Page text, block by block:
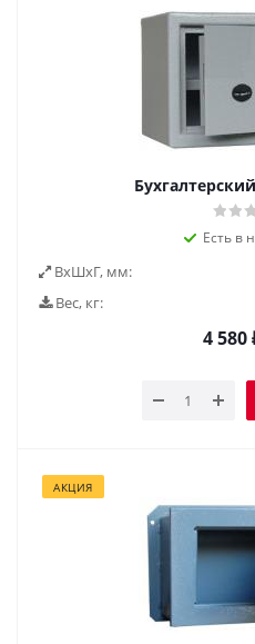
Есть в
ВxШxГ, мм:
Вес, кг:
4 580
АКЦИЯ